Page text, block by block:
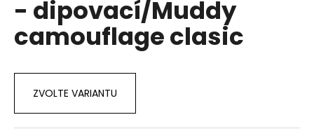
- dipovací/Muddy
camouflage clasic
ZVOLTE VARIANTU
a
j
t